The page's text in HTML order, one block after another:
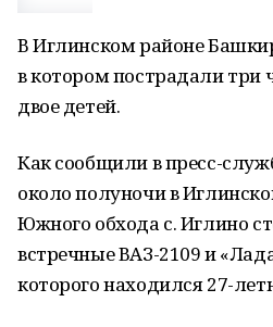
В Иглинском районе
в котором пострадали три
двое детей.
Как сообщили в пресс-
около полуночи в
Южного обхода с. Иглино
встречные ВАЗ-2109 и
которого находился 27-